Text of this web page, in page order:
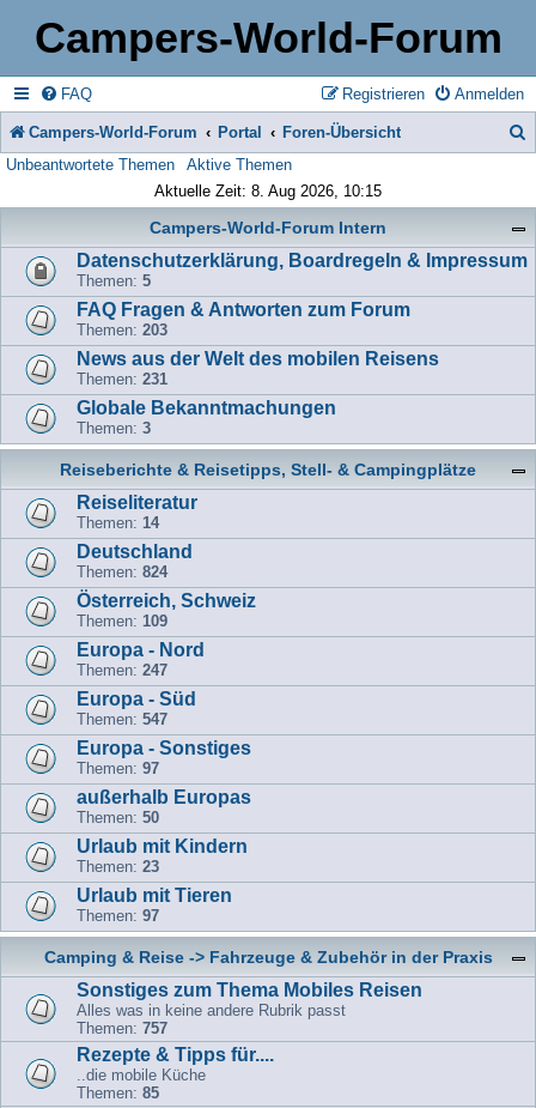
Campers-World-Forum
FAQ Anmelden
Registrieren
Campers-World-Forum Portal Foren-Übersicht
Unbeantwortete Themen
Aktive Themen
Aktuelle Zeit: 8. Aug 2026, 10:15
Campers-World-Forum Intern
Datenschutzerklärung, Boardregeln & Impressum
Themen: 5
FAQ Fragen & Antworten zum Forum
Themen: 203
News aus der Welt des mobilen Reisens
Themen: 231
Globale Bekanntmachungen
Themen: 3
Reiseberichte & Reisetipps, Stell- & Campingplätze
Reiseliteratur
Themen: 14
Deutschland
Themen: 824
Österreich, Schweiz
Themen: 109
Europa - Nord
Themen: 247
Europa - Süd
Themen: 547
Europa - Sonstiges
Themen: 97
außerhalb Europas
Themen: 50
Urlaub mit Kindern
Themen: 23
Urlaub mit Tieren
Themen: 97
Camping & Reise -> Fahrzeuge & Zubehör in der Praxis
Sonstiges zum Thema Mobiles Reisen
Alles was in keine andere Rubrik passt
Themen: 757
Rezepte & Tipps für....
..die mobile Küche
Themen: 85